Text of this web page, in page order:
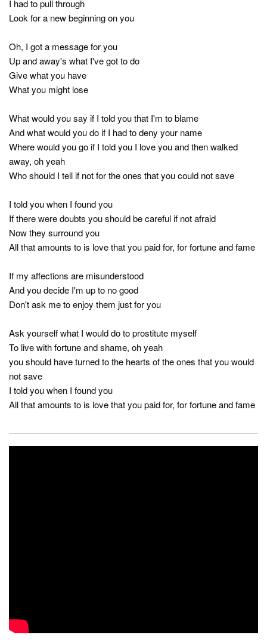
I had to pull through
Look for a new beginning on you
Oh, I got a message for you
Up and away's what I've got to do
Give what you have
What you might lose
What would you say if I told you that I'm to blame
And what would you do if I had to deny your name
Where would you go if I told you I love you and then walked
away, oh yeah
Who should I tell if not for the ones that you could not save
I told you when I found you
If there were doubts you should be careful if not afraid
Now they surround you
All that amounts to is love that you paid for, for fortune and fame
If my affections are misunderstood
And you decide I'm up to no good
Don't ask me to enjoy them just for you
Ask yourself what I would do to prostitute myself
To live with fortune and shame, oh yeah
you should have turned to the hearts of the ones that you would
not save
I told you when I found you
All that amounts to is love that you paid for, for fortune and fame